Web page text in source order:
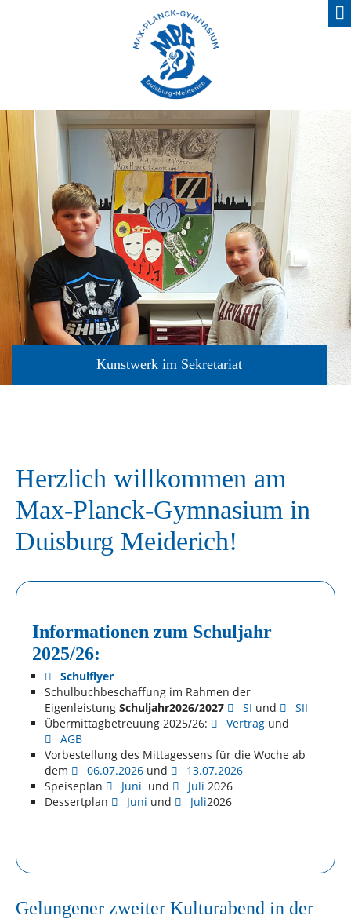
im Sekretariat
Herzlich willkommen am
Max-Planck-Gymnasium in
Duisburg Meiderich!
Informationen zum Schuljahr
2025/26:
Schulflyer
Schulbuchbeschaffung im Rahmen der
Eigenleistung Schuljahr2026/2027 SI und
SII
Übermittagbetreuung 2025/26:
Vertrag und
AGB
Vorbestellung des Mittagessens für die Woche ab
dem
06.07.2026 und
13.07.2026
Speiseplan
Juni und Juli 2026
Dessertplan
Juni und Juli2026
Gelungener zweiter Kulturabend in der